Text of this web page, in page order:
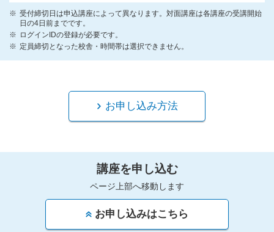
受付締切日は申込講座によって異なります。対面講座は各講座の受講開始
日の4日前までです。
ログインIDの登録が必要です。
定員締切となった校舎・時間帯は選択できません。
お申し込み方法
講座を申し込む
ページ上部へ移動します
お申し込みはこちら